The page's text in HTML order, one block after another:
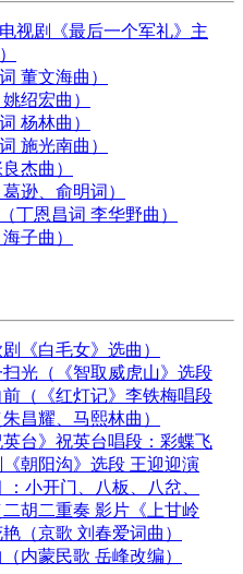
视剧《最后一个军礼》主
董文海曲）
绍宏曲）
杨林曲）
施光南曲）
杰曲）
逊、俞明词）
丁恩昌词 李华野曲）
子曲）
《白毛女》选曲）
光（《智取威虎山》选段
（《红灯记》李铁梅唱段
昌耀、马熙林曲）
台》祝英台唱段：彩蝶飞
朝阳沟》选段 王迎迎演
小开门、八板、八岔、
胡二重奏 影片《上甘岭
（京歌 刘春爱词曲）
内蒙民歌 岳峰改编）